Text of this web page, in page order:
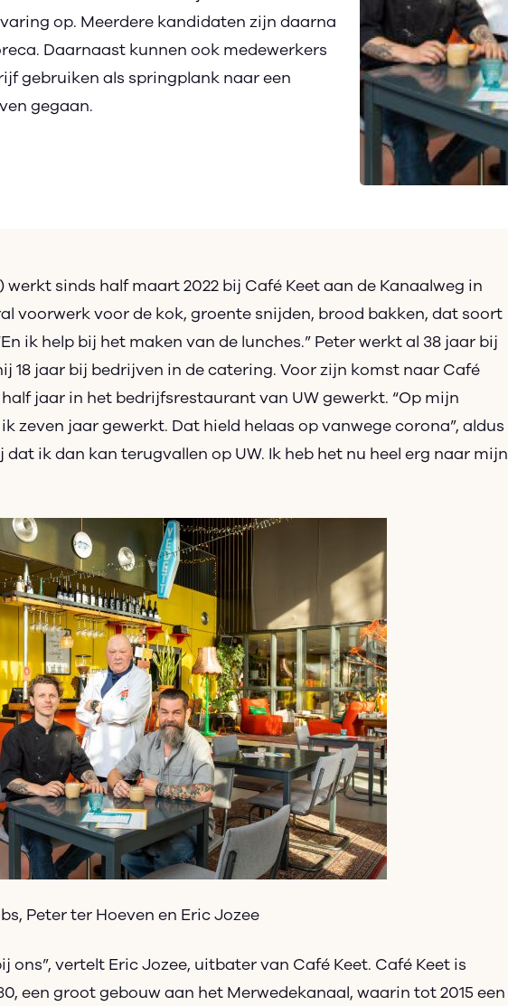
op. Meerdere kandidaten zijn daarna
Daarnaast kunnen ook medewerkers
gebruiken als springplank naar een
gegaan.
werkt sinds half maart 2022 bij Café Keet aan de Kanaalweg in
voorwerk voor de kok, groente snijden, brood bakken, dat soort
ik help bij het maken van de lunches.” Peter werkt al 38 jaar bij
18 jaar bij bedrijven in de catering. Voor zijn komst naar Café
jaar in het bedrijfsrestaurant van UW gewerkt. “Op mijn
zeven jaar gewerkt. Dat hield helaas op vanwege corona”, aldus
dat ik dan kan terugvallen op UW. Ik heb het nu heel erg naar mijn
Peter ter Hoeven en Eric Jozee
ons”, vertelt Eric Jozee, uitbater van Café Keet. Café Keet is
een groot gebouw aan het Merwedekanaal, waarin tot 2015 een